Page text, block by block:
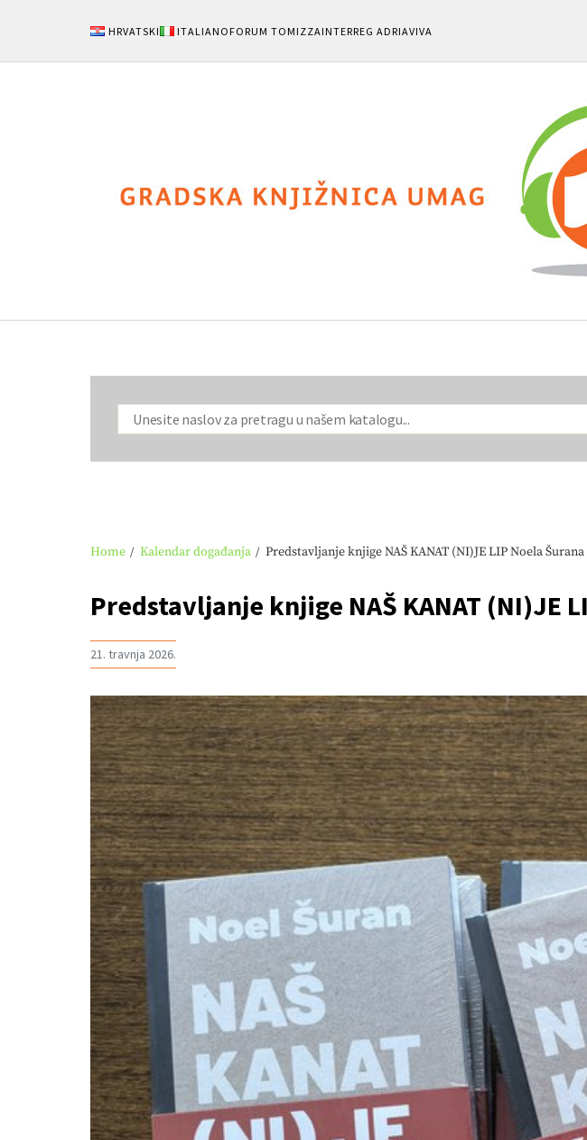
HRVATSKI ITALIANO FORUM TOMIZZA INTERREG ADRIAVIVA
Home Kalendar događanja Predstavljanje knjige NAŠ KANAT (NI)JE LIP Noela
Predstavljanje knjige NAŠ KANAT (NI)JE
21. travnja 2026.